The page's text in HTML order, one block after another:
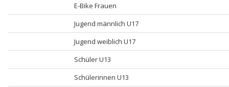
E-Bike Frauen
Jugend männlich U17
Jugend weiblich U17
Schüler U13
Schülerinnen U13